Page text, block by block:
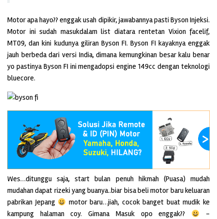
Motor apa hayo?? enggak usah dipikir, jawabannya pasti Byson Injeksi.
Motor ini sudah masukdalam list diatara rentetan Vixion facelif,
MT09, dan kini kudunya giliran Byson FI. Byson FI kayaknya enggak
jauh berbeda dari versi India, dimana kemungkinan besar kalu benar
yo pastinya Byson FI ini mengadopsi engine 149cc dengan teknologi
bluecore.
Wes…ditunggu saja, start bulan penuh hikmah (Puasa) mudah
mudahan dapat rizeki yang buanya..biar bisa beli motor baru keluaran
pabrikan Jepang
motor baru…jiah, cocok banget buat mudik ke
kampung halaman coy. Gimana Masuk opo enggak??
–